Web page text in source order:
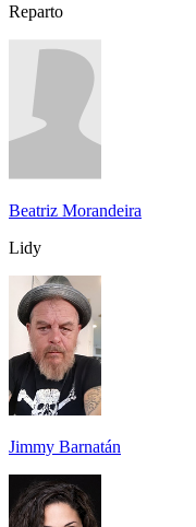
Reparto
Beatriz Morandeira
Lidy
Jimmy Barnatán